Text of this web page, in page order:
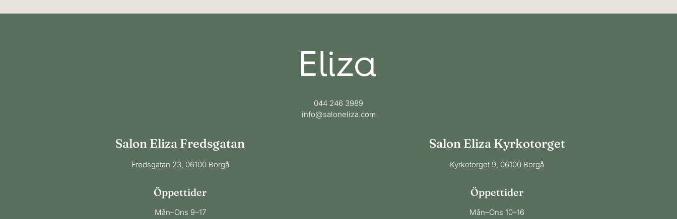
044 246 3989
info@saloneliza.com
Salon Eliza Fredsgatan
Fredsgatan 23, 06100 Borgå
Öppettider
​Mån–Ons 9–17
​​Salon Eliza Kyrkotorget
Kyrkotorget 9, 06100 Borgå
Öppettider
​Mån–Ons 10–16